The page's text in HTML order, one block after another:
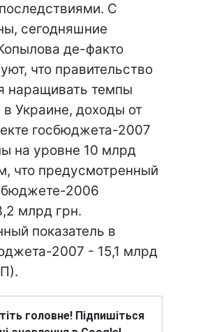
С
сегодняшние
де-факто
что правительство
наращивать темпы
в Украине, доходы от
госбюджета-2007
на уровне 10 млрд
что предусмотренный
2006
млрд грн.
показатель в
2007 - 15,1 млрд
головне! Підпишіться